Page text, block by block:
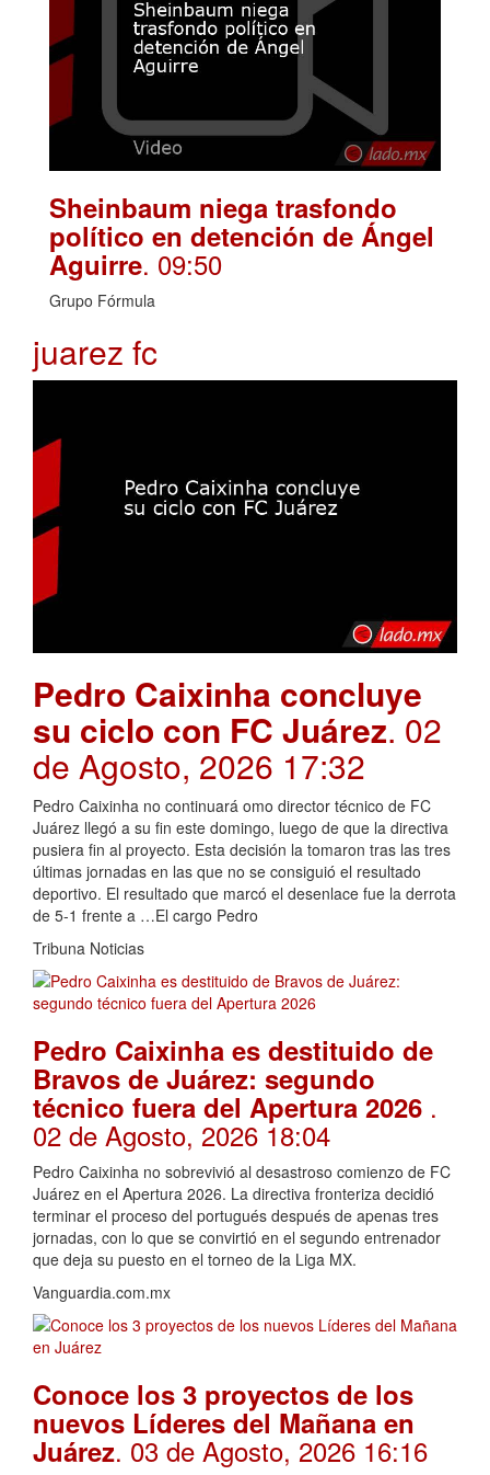
Sheinbaum niega trasfondo
político en detención de Ángel
Aguirre. 09:50
Grupo Fórmula
juarez fc
Pedro Caixinha concluye
su ciclo con FC Juárez. 02
de Agosto, 2026 17:32
Pedro Caixinha no continuará omo director técnico de FC
Juárez llegó a su fin este domingo, luego de que la directiva
pusiera fin al proyecto. Esta decisión la tomaron tras las tres
últimas jornadas en las que no se consiguió el resultado
deportivo. El resultado que marcó el desenlace fue la derrota
de 5-1 frente a …El cargo Pedro
Tribuna Noticias
Pedro Caixinha es destituido de
Bravos de Juárez: segundo
técnico fuera del Apertura 2026 .
02 de Agosto, 2026 18:04
Pedro Caixinha no sobrevivió al desastroso comienzo de FC
Juárez en el Apertura 2026. La directiva fronteriza decidió
terminar el proceso del portugués después de apenas tres
jornadas, con lo que se convirtió en el segundo entrenador
que deja su puesto en el torneo de la Liga MX.
Vanguardia.com.mx
Conoce los 3 proyectos de los
nuevos Líderes del Mañana en
Juárez. 03 de Agosto, 2026 16:16